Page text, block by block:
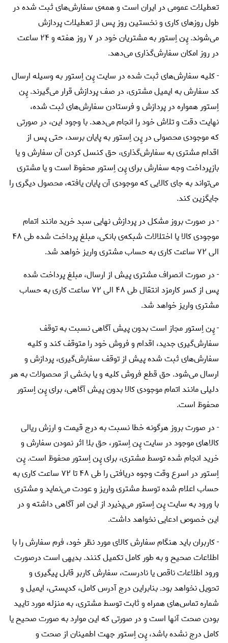
تعطیلات عمومی در ایران است و همه‌ی سفارش‏‌های ثبت شده در
طول روزهای کاری و نخستین روز پس از تعطیلات پردازش
می‌‏شوند. پِن اِستور به مشتریان خود در ۷ روز هفته و ۲۴ ساعت
در روز امکان سفارش‌‏گذاری می‌‏دهد.
- کلیه سفارش‌‏های ثبت شده در سایت پِن اِستور به وسیله ارسال
کد سفارش به ایمیل مشتری، در صف پردازش قرار می‏‌گیرند. پِن
اِستور همواره در پردازش و فرستادن سفارش‌‏های ثبت شده،
نهایت دقت و تلاش خود را انجام می‌دهد. با وجود این، در صورتی
که موجودی محصولی در پِن اِستور به پایان برسد، حتی پس از
اقدام مشتری به سفارش‌‏گذاری، حق کنسل کردن آن سفارش و یا
بازپرداخت وجه سفارش برای پِن اِستور محفوظ است و یا مشتری
می‏‌تواند به جای کالایی که موجودی آن پایان یافته، محصول دیگری را
جایگزین کند.
- در صورت بروز مشکل در پردازش نهایی سبد خرید مانند اتمام
موجودی کالا یا اختلالات شبکه‌ی بانکی، مبلغ پرداخت شده طی ۴۸
الی ۷۲ ساعت کاری به حساب مشتری واریز خواهد شد.
- در صورت انصراف مشتری پیش از ارسال، مبلغ پرداخت شده
پس از کسر کارمزد انتقال طی ۴۸ الی ۷۲ ساعت کاری به حساب
مشتری واریز خواهد شد.
- پِن اِستور مجاز است بدون پیش آگاهی نسبت به توقف
سفارش‌‏گیری جدید، اقدام و فروش خود را متوقف کند و کلیه
سفارش‌‏های ثبت شده پیش از توقف سفارش‌‏گیری، پردازش و
ارسال می‌‏شود. حق قطع فروش کلیه و یا بخشی از محصولات به هر
دلیلی مانند اتمام موجودی کالا بدون پیش آگاهی، برای پِن اِستور
محفوظ است.
- در صورت بروز هرگونه خطا نسبت به درج قیمت و ارزش ریالی
کالاهای موجود در سایت پِن اِستور، حق بلا اثر نمودن سفارش و
خرید انجام شده توسط مشتری، برای پِن اِستور محفوظ است. پِن
اِستور در اسرع وقت وجوه دریافتی را طی ۴۸ تا ۷۲ ساعت کاری به
حساب اعلام شده توسط مشتری واریز و عودت می‌نماید و مشتری
با ورود به سایت پِن اِستور می‌پذیرد از این امر آگاهی داشته و در
این خصوص ادعایی نخواهد داشت.​
- کاربران باید هنگام سفارش کالای مورد نظر خود، فرم سفارش را با
اطلاعات صحیح و به طور کامل تکمیل کنند. بدیهی است درصورت
ورود اطلاعات ناقص یا نادرست، سفارش کاربر قابل پیگیری و
تحویل نخواهد بود. بنابراین درج آدرس کامل، کدپستی، ایمیل و
شماره تماس‌های همراه و ثابت توسط مشتری، به منزله مورد تایید
بودن صحت آنها است و در صورتی که این موارد به صورت صحیح یا
کامل درج نشده باشد، پِن اِستور جهت اطمینان از صحت و